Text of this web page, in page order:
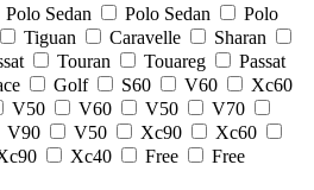
Polo Sedan Polo Sedan
Polo
Tiguan Caravelle
Sharan
Touran Touareg
Passat
Golf S60 V60
Xc60
V50 V60 V50
V70
V90 V50 Xc90
Xc60
Xc40 Free Free